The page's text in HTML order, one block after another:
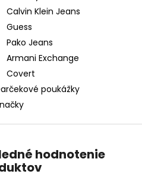
Calvin Klein Jeans
Guess
Pako Jeans
Armani Exchange
Covert
poukážky
hodnotenie